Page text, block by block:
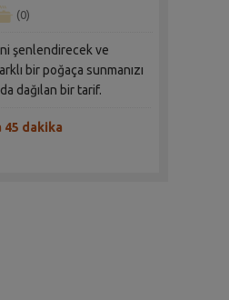
(0)
şenlendirecek ve
bir poğaça sunmanızı
dağılan bir tarif.
45 dakika